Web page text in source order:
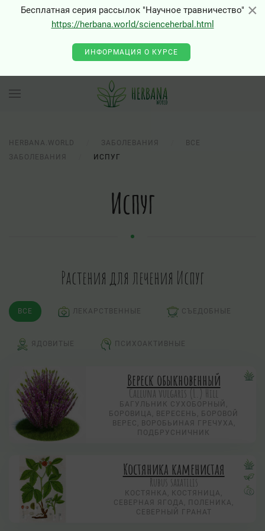
×
Бесплатная серия рассылок "Научное травничество"
https://herbana.world/scienceherbal.html
ИНФОРМАЦИЯ О КУРСЕ
HERBANA.WORLD ЗАБОЛЕВАНИЯ
ВСЕ
ЗАБОЛЕВАНИЯ
ИСПУГ
Испуг
Растения для лечения Испуг
ВСЕ ЛЕКАРСТВЕННЫЕ СЪЕДОБНЫЕ
ЯДОВИТЫЕ ПСИХОАКТИВНЫЕ
Вереск обыкновенный
Calluna vulgaris (L.) Hill
БАГУЛЬНИК СУХОБОРНЫЙ,
БОРОВИЦА, ВЕРЕСЕНЬ, БОРОВОЙ
ВЕРЕС, ВОРОБЬИНАЯ ГРЕЧУХА,
ПОДБРУСНИЧНИК
Костяника каменистая
Rubus saxatilis
КОСТЯНКА, КОСТЯНИЦА,
СЕВЕРНАЯ ЯГОДА, ПОЛЕНИКА,
СЕВЕРНЫЙ ГРАНАТ
×